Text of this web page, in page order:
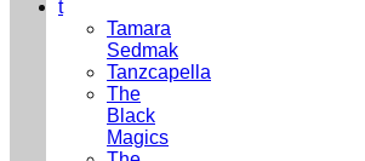
t
Tamara
Sedmak
Tanzcapella
The
Black
Magics